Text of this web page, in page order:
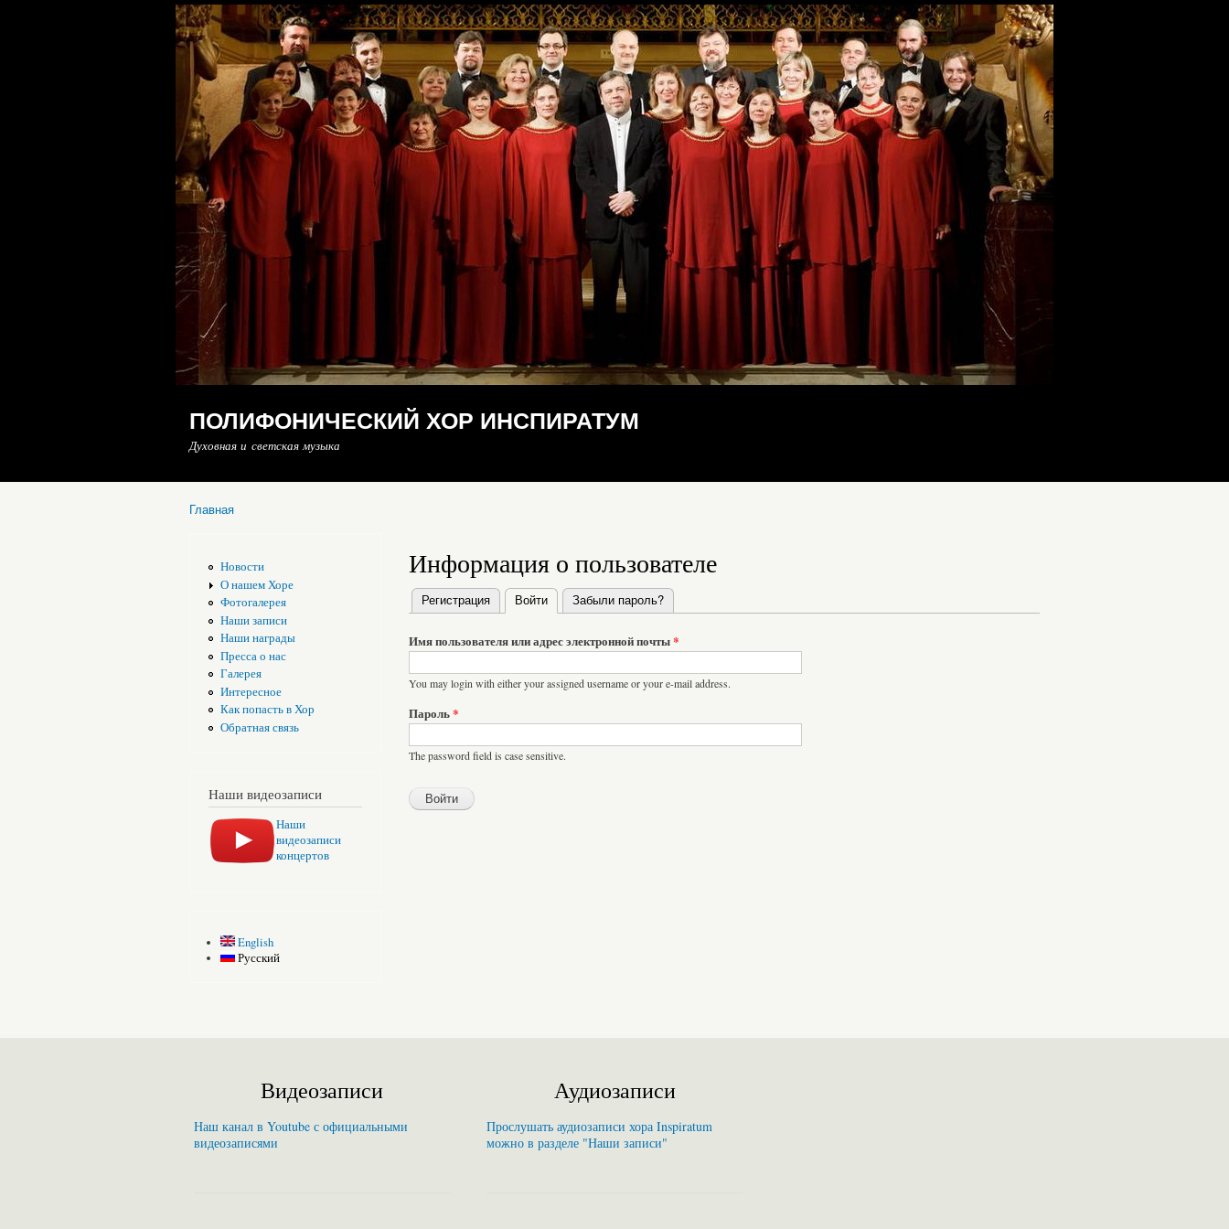
Перейти к
основному
содержанию
ПОЛИФОНИЧЕСКИЙ ХОР ИНСПИРАТУМ
Духовная и светская музыка
Главная
Новости
О нашем Хоре
Фотогалерея
Наши записи
Наши награды
Пресса о нас
Галерея
Интересное
Как попасть в Хор
Обратная связь
Наши видеозаписи
Наши
видеозаписи
концертов
English
Русский
Информация о пользователе
Главные вкладки
Регистрация Войти (активная вкладка)
Забыли пароль?
Имя пользователя или адрес электронной почты*
You may login with either your assigned username or your e-mail address.
Пароль*
The password field is case sensitive.
Видеозаписи
Наш канал в Youtube с официальными
видеозаписями
Аудиозаписи
Прослушать аудиозаписи хора Inspiratum
можно в разделе "Наши записи"